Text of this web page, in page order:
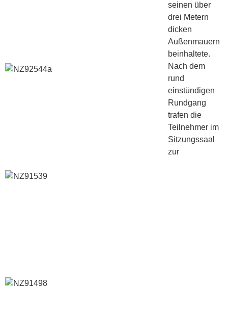
seinen über
drei Metern
dicken
Außenmauern
beinhaltete.
Nach dem
rund
einstündigen
Rundgang
trafen die
Teilnehmer im
Sitzungssaal
zur